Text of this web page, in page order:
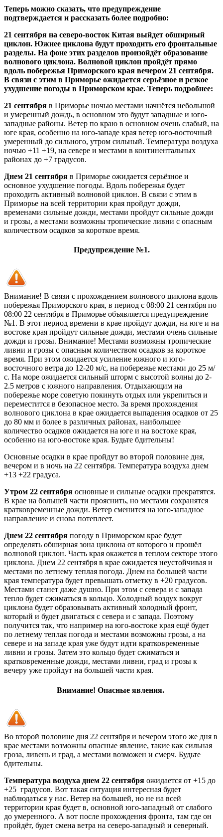
Теперь можно сказать, что предупреждение
подтверждается и рассказать более подробно:
21 сентября на северо-восток Китая выйдет обширный
циклон. Южнее циклона будут проходить его фронтальные
разделы. На фоне этих разделов произойдёт образование
волнового циклона. Волновой циклон пройдёт прямо
вдоль побережья Приморского края вечером 21 сентября.
В связи с этим в Приморье ожидается серьёзное и резкое
ухудшение погоды в Приморском крае. Теперь подробнее:
21 сентября в Приморье ночью местами начнётся небольшой
и умеренный дождь, в основном это будут западные и юго-
западные районы. Ветер по краю в основном очень слабый, на
юге края, особенно на юго-западе края ветер юго-восточный
умеренный до сильного, утром сильный. Температура воздуха
ночью +11 +19, на севере и местами в континентальных
районах до +7 градусов.
Днем 21 сентября в Приморье ожидается серьёзное и
основное ухудшение погоды. Вдоль побережья будет
проходить активный волновой циклон. В связи с этим в
Приморье на всей территории края пройдут дожди,
временами сильные дожди, местами пройдут сильные дожди
и грозы, а местами возможны тропические ливни с опасным
количеством осадков за короткое время.
Предупреждение №1.
Внимание! В связи с прохождением волнового циклона вдоль
побережья Приморского края, в период с 08:00 21 сентября по
08:00 22 сентября в Приморье объявляется предупреждение
№1. В этот период времени в крае пройдут дожди, на юге и на
востоке края пройдут сильные дожди, местами очень сильные
дожди и грозы. Внимание! Местами возможны тропические
ливни и грозы с опасным количеством осадков за короткое
время. При этом ожидается усиление южного и юго-
восточного ветра до 12-20 м/с, на побережье местами до 25 м/
с. На море ожидается сильный шторм с высотой волны до 2-
2.5 метров с южного направления. Отдыхающим на
побережье море советую покинуть отдых или укрепиться и
переместится в безопасное место. За время прохождения
волнового циклона в крае ожидается выпадения осадков от 25
до 80 мм и более в различных районах, наибольшее
количество осадков ожидается на юге и на востоке края,
особенно на юго-востоке края. Будьте бдительны!
Основные осадки в крае пройдут во второй половине дня,
вечером и в ночь на 22 сентября. Температура воздуха днем
+13 +22 градуса.
Утром 22 сентября основные и сильные осадки прекратятся.
В крае на большей части прояснить, но местами сохранятся
кратковременные дожди. Ветер сменится на юго-западное
направление и снова потеплеет.
Днем 22 сентября погоду в Приморском крае будет
определять обширная зона циклона от которого и прошёл
волновой циклон. Часть края окажется в теплом секторе этого
циклона. Днем 22 сентября в крае ожидается неустойчивая и
местами по летнему теплая погода. Днем на большей части
края температура будет превышать отметку в +20 градусов.
Местами станет даже душно. При этом с севера и с запада
тепло будет сжиматься в кольцо. Холодный воздух вокруг
циклона будет образовывать активный холодный фронт,
который и будет двигаться с севера и с запада. Поэтому
получится так, что например на юго-востоке края ещё будет
по летнему теплая погода и местами возможны грозы, а на
севере и на западе края уже будут идти кратковременные
ливни и грозы. Затем это кольцо будет сжиматься и
кратковременные дожди, местами ливни, град и грозы к
вечеру уже пройдут на большей части края.
Внимание! Опасные явления.
Во второй половине дня 22 сентября и вечером этого же дня в
крае местами возможны опасные явление, такие как сильная
гроза, ливень и град, а местами возможен и смерч. Будьте
бдительны.
Температура воздуха днем 22 сентября ожидается от +15 до
+25 градусов. Вот такая ситуация интересная будет
наблюдаться у нас. Ветер на большей, но не на всей
территории края будет в, основной юго-западный от слабого
до умеренного. А вот после прохождения фронта, там где он
пройдёт, будет смена ветра на северо-западный и северный.